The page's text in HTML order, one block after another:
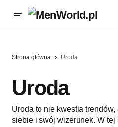
Strona główna Uroda
Uroda
Uroda to nie kwestia
siebie i swój wizerunek. W tej